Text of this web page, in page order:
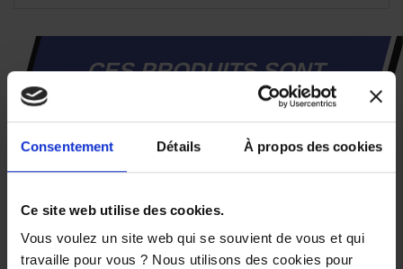
Consentement Détails À propos des cookies
Ce site web utilise des cookies.
Vous voulez un site web qui se souvient de vous et qui
travaille pour vous ? Nous utilisons des cookies pour
CES PRODUITS SONT
SUSCEPTIBLES DE VOUS
INTÉRESSER